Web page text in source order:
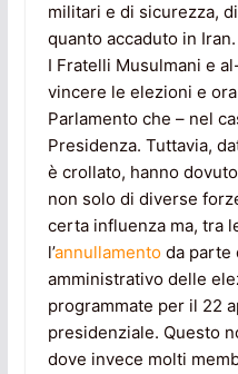
militari e di sicurezza,
quanto accaduto in Iran.
I Fratelli Musulmani e
vincere le elezioni e
Parlamento che – nel
Presidenza. Tuttavia,
è crollato, hanno
non solo di diverse
certa influenza ma, tra
l’annullamentoda parte
amministrativo delle
programmate per il 22
presidenziale. Questo
dove invece molti